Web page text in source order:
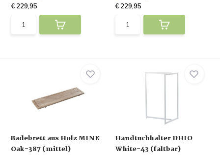
€ 229,95
€ 229,95
Badebrett aus Holz MINK
Oak-387 (mittel)
Handtuchhalter DHIO
White-43 (faltbar)